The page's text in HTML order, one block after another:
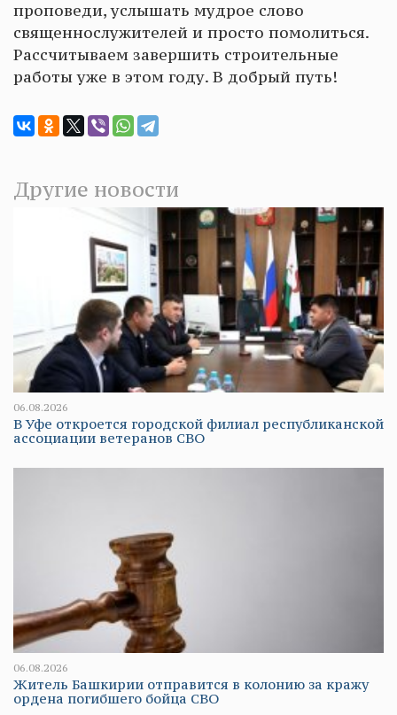
проповеди, услышать мудрое слово
священнослужителей и просто помолиться.
Рассчитываем завершить строительные
работы уже в этом году. В добрый путь!
Другие новости
06.08.2026
В Уфе откроется городской филиал республиканской
ассоциации ветеранов СВО
06.08.2026
Житель Башкирии отправится в колонию за кражу
ордена погибшего бойца СВО